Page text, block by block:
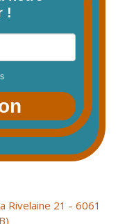
!
Rivelaine 21 - 6061